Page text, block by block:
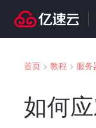
首页 > 教程 > 服务
如何